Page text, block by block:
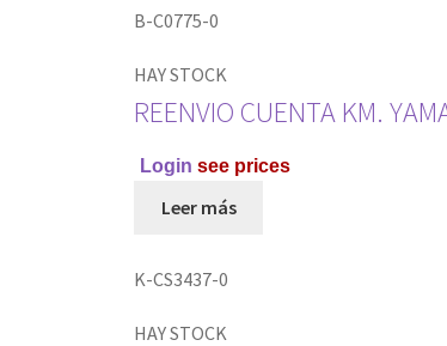
B-C0775-0
K-CS3437-0
HAY STOCK
REENVIO CUENTA KM.
Login see prices
Leer más
HAY STOCK